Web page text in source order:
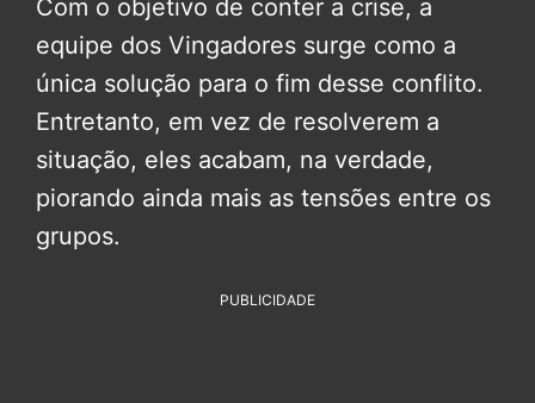
Com o objetivo de conter a crise, a
equipe dos Vingadores surge como a
única solução para o fim desse conflito.
Entretanto, em vez de resolverem a
situação, eles acabam, na verdade,
piorando ainda mais as tensões entre os
grupos.
PUBLICIDADE